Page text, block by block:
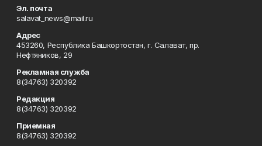
Эл. почта
salavat_news@mail.ru
Адрес
453260, Республика Башкортостан, г. Салават, пр.
Нефтяников, 29
Рекламная служба
8(34763) 320392
Редакция
8(34763) 320392
Приемная
8(34763) 320392